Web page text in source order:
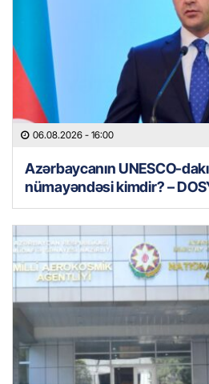
06.08.2026 - 16:00
Azərbaycanın UNESCO-
nümayəndəsi kimdir? –